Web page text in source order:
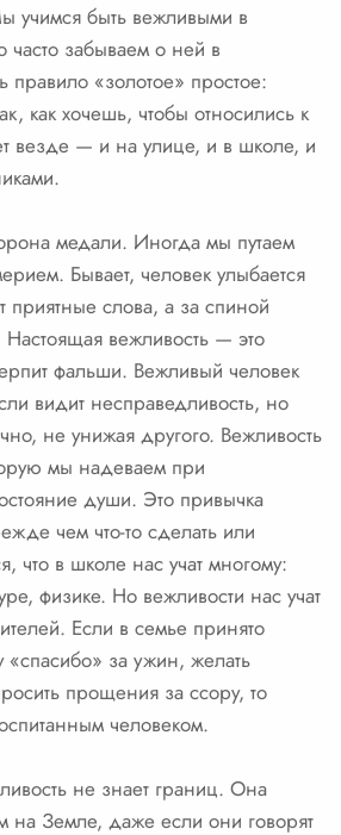
учимся быть вежливыми в
забываем о ней в
правило «золотое» простое:
как хочешь, чтобы относились к
везде — и на улице, и в школе, и
медали. Иногда мы путаем
Бывает, человек улыбается
приятные слова, а за спиной
Настоящая вежливость — это
фальши. Вежливый человек
видит несправедливость, но
не унижая другого. Вежливость
мы надеваем при
души. Это привычка
чем что-то сделать или
что в школе нас учат многому:
физике. Но вежливости нас учат
Если в семье принято
«спасибо» за ужин, желать
прощения за ссору, то
человеком.
не знает границ. Она
на Земле, даже если они говорят